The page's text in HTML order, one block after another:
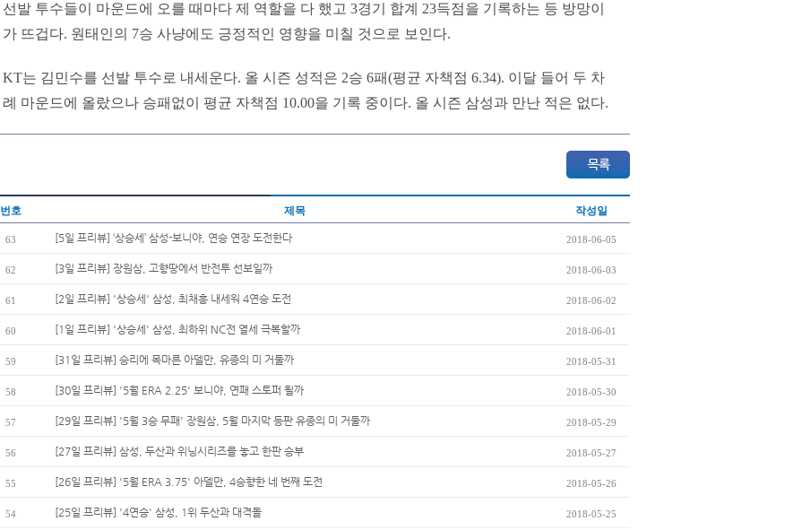
선발 투수들이 마운드에 오를 때마다 제 역할을 다 했고 3경기 합계 23득점을 기록하는 등 방망이
가 뜨겁다. 원태인의 7승 사냥에도 긍정적인 영향을 미칠 것으로 보인다.
KT는 김민수를 선발 투수로 내세운다. 올 시즌 성적은 2승 6패(평균 자책점 6.34). 이달 들어 두 차
례 마운드에 올랐으나 승패없이 평균 자책점 10.00을 기록 중이다. 올 시즌 삼성과 만난 적은 없다.
번호 제목 작성일
63 [5일 프리뷰] ‘상승세’ 삼성-보니야, 연승 연장 도전한다 2018-06-05
62 [3일 프리뷰] 장원삼, 고향땅에서 반전투 선보일까 2018-06-03
61 [2일 프리뷰] '상승세' 삼성, 최채흥 내세워 4연승 도전 2018-06-02
60 [1일 프리뷰] '상승세' 삼성, 최하위 NC전 열세 극복할까 2018-06-01
59 [31일 프리뷰] 승리에 목마른 아델만, 유종의 미 거둘까 2018-05-31
58 [30일 프리뷰] '5월 ERA 2.25' 보니야, 연패 스토퍼 될까 2018-05-30
57 [29일 프리뷰] '5월 3승 무패' 장원삼, 5월 마지막 등판 유종의 미 거둘까 2018-05-29
56 [27일 프리뷰] 삼성, 두산과 위닝시리즈를 놓고 한판 승부 2018-05-27
55 [26일 프리뷰] '5월 ERA 3.75' 아델만, 4승향한 네 번째 도전 2018-05-26
54 [25일 프리뷰] '4연승' 삼성, 1위 두산과 대격돌 2018-05-25